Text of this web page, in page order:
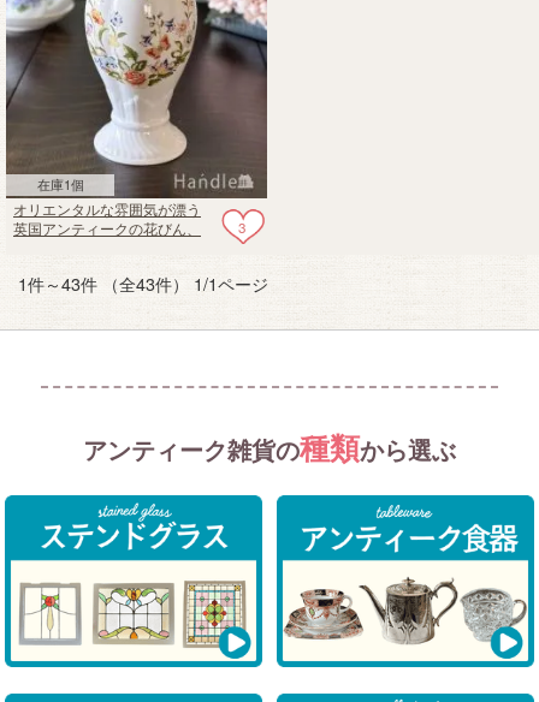
在庫1個
3
オリエンタルな雰囲気が漂う
英国アンティークの花びん、
1件～43件 （全43件） 1/1ページ
アンティーク雑貨の種類から選ぶ